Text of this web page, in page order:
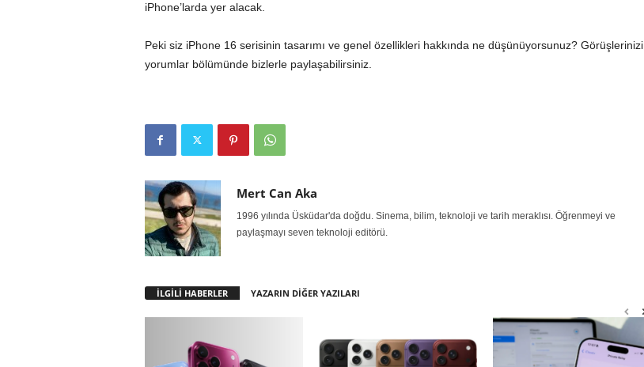
iPhone’larda yer alacak.
Peki siz iPhone 16 serisinin tasarımı ve genel özellikleri hakkında ne düşünüyorsunuz? Görüşlerinizi
yorumlar bölümünde bizlerle paylaşabilirsiniz.
Mert Can Aka
1996 yılında Üsküdar'da doğdu. Sinema, bilim, teknoloji ve tarih meraklısı. Öğrenmeyi ve
paylaşmayı seven teknoloji editörü.
İLGİLİ HABERLER YAZARIN DİĞER YAZILARI